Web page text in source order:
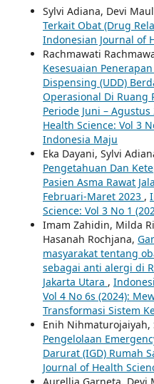
Sylvi Adiana, Devi
Terkait Obat (Drug
Indonesian Journal of
Rachmawati
Kesesuaian
Dispensing (UDD)
Operasional Di Ruang
Periode Juni – Agustus
Health Science: Vol 3
Indonesia Maju
Eka Dayani, Sylvi
Pengetahuan Dan
Pasien Asma Rawat
Februari-Maret 2023 ,
Science: Vol 3 No 1
Imam Zahidin, Milda
Hasanah Rochjana,
masyarakat tentang
sebagai anti alergi di
Jakarta Utara ,
Vol 4 No 6s (2024):
Transformasi Sistem
Enih Nihmaturojaiyah,
Pengelolaan
Darurat (IGD) Rumah
Journal of Health